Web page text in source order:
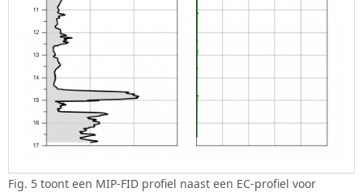
Fig. 5 toont een MIP-FID profiel naast een EC-profiel voor